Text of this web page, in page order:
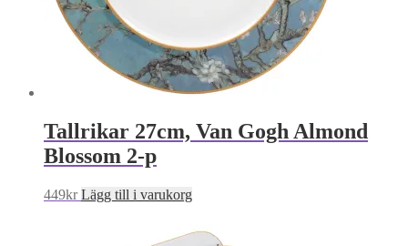
Tallrikar 27cm, Van Gogh Almond
Blossom 2-p
449kr Lägg till i varukorg